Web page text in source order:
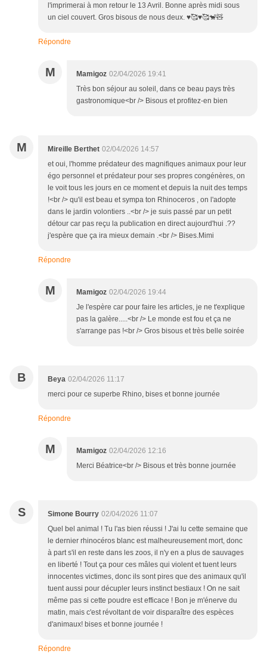
l'imprimerai à mon retour le 13 Avril. Bonne après midi sous
un ciel couvert. Gros bisous de nous deux. ♥️🥰♥️🥰🐒🧸
Répondre
M Mamigoz 02/04/2026 19:41
Très bon séjour au soleil, dans ce beau pays très
gastronomique<br /> Bisous et profitez-en bien
M Mireille Berthet 02/04/2026 14:57
et oui, l'homme prédateur des magnifiques animaux pour leur
égo personnel et prédateur pour ses propres congénères, on
le voit tous les jours en ce moment et depuis la nuit des temps
!<br /> qu'il est beau et sympa ton Rhinoceros , on l'adopte
dans le jardin volontiers ..<br /> je suis passé par un petit
détour car pas reçu la publication en direct aujourd'hui .??
j'espère que ça ira mieux demain .<br /> Bises.Mimi
Répondre
M Mamigoz 02/04/2026 19:44
Je l'espère car pour faire les articles, je ne t'explique
pas la galère.....<br /> Le monde est fou et ça ne
s'arrange pas !<br /> Gros bisous et très belle soirée
B Beya 02/04/2026 11:17
merci pour ce superbe Rhino, bises et bonne journée
Répondre
M Mamigoz 02/04/2026 12:16
Merci Béatrice<br /> Bisous et très bonne journée
S Simone Bourry 02/04/2026 11:07
Quel bel animal ! Tu l'as bien réussi ! J'ai lu cette semaine que
le dernier rhinocéros blanc est malheureusement mort, donc
à part s'il en reste dans les zoos, il n'y en a plus de sauvages
en liberté ! Tout ça pour ces mâles qui violent et tuent leurs
innocentes victimes, donc ils sont pires que des animaux qu'il
tuent aussi pour décupler leurs instinct bestiaux ! On ne sait
même pas si cette poudre est efficace ! Bon je m'énerve du
matin, mais c'est révoltant de voir disparaître des espèces
d'animaux! bises et bonne journée !
Répondre